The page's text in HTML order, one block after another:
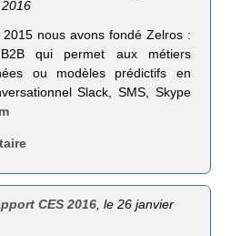
2016
nous avons fondé Zelros :
qui permet aux métiers
ou modèles prédictifs en
Slack, SMS, Skype
CES 2016 , le 26 janvier